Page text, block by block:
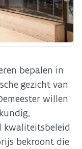
bepalen in
gezicht van
willen
kwaliteitsbeleid
bekroont die